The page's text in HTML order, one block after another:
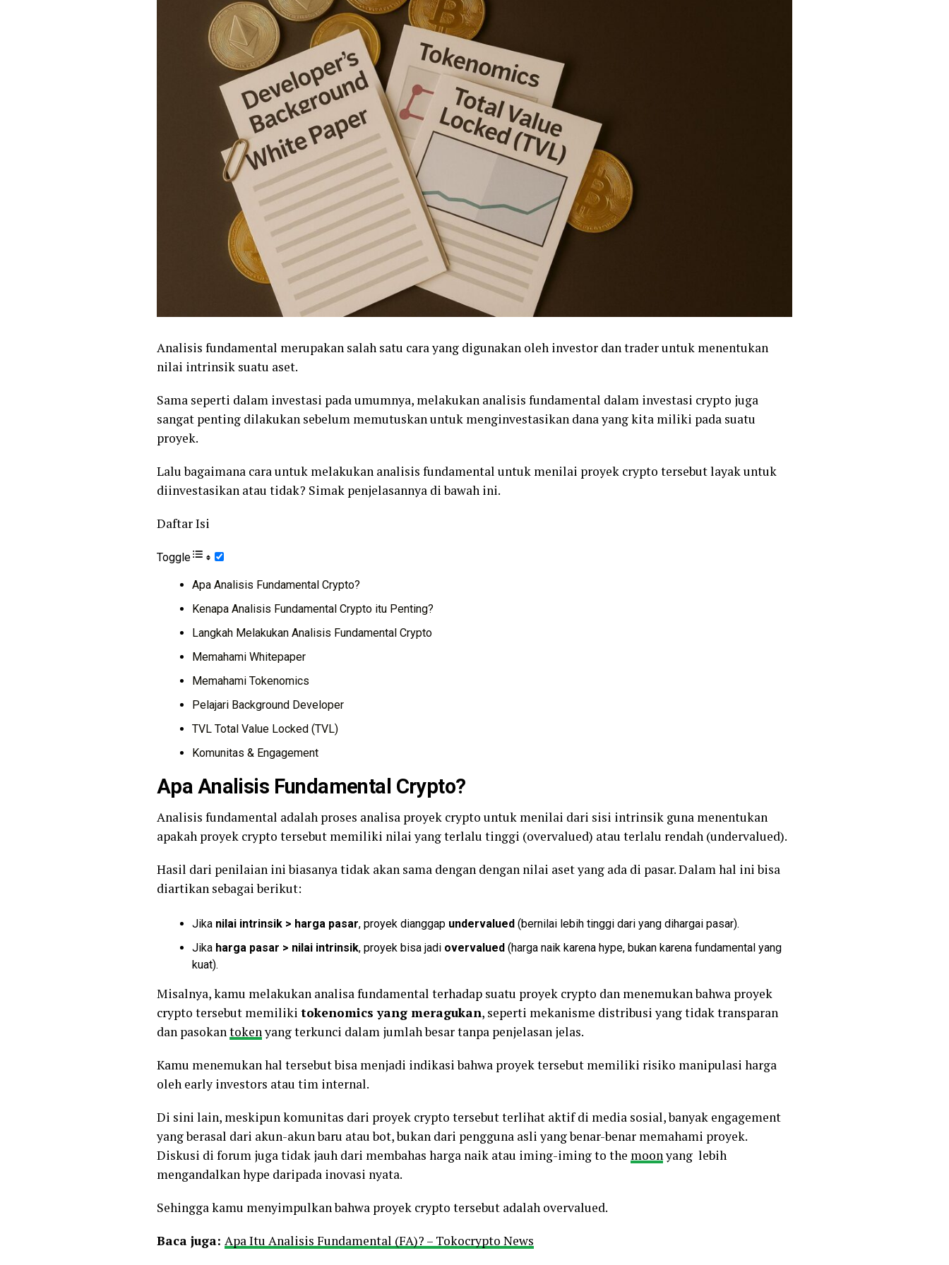
Analisis fundamental merupakan salah satu cara yang digunakan oleh investor dan trader untuk menentukan
nilai intrinsik suatu aset.
Sama seperti dalam investasi pada umumnya, melakukan analisis fundamental dalam investasi crypto juga
sangat penting dilakukan sebelum memutuskan untuk menginvestasikan dana yang kita miliki pada suatu
proyek.
Lalu bagaimana cara untuk melakukan analisis fundamental untuk menilai proyek crypto tersebut layak untuk
diinvestasikan atau tidak? Simak penjelasannya di bawah ini.
Daftar Isi
Toggle
Apa Analisis Fundamental Crypto?
Kenapa Analisis Fundamental Crypto itu Penting?
Langkah Melakukan Analisis Fundamental Crypto
Memahami Whitepaper
Memahami Tokenomics
Pelajari Background Developer
TVL Total Value Locked (TVL)
Komunitas & Engagement
Apa Analisis Fundamental Crypto?
Analisis fundamental adalah proses analisa proyek crypto untuk menilai dari sisi intrinsik guna menentukan
apakah proyek crypto tersebut memiliki nilai yang terlalu tinggi (overvalued) atau terlalu rendah (undervalued).
Hasil dari penilaian ini biasanya tidak akan sama dengan dengan nilai aset yang ada di pasar. Dalam hal ini bisa
diartikan sebagai berikut:
Jika nilai intrinsik > harga pasar, proyek dianggap undervalued (bernilai lebih tinggi dari yang dihargai pasar).
Jika harga pasar > nilai intrinsik, proyek bisa jadi overvalued (harga naik karena hype, bukan karena fundamental yang
kuat).
Misalnya, kamu melakukan analisa fundamental terhadap suatu proyek crypto dan menemukan bahwa proyek
crypto tersebut memiliki tokenomics yang meragukan, seperti mekanisme distribusi yang tidak transparan
dan pasokantokenyang terkunci dalam jumlah besar tanpa penjelasan jelas.
Kamu menemukan hal tersebut bisa menjadi indikasi bahwa proyek tersebut memiliki risiko manipulasi harga
oleh early investors atau tim internal.
Di sini lain, meskipun komunitas dari proyek crypto tersebut terlihat aktif di media sosial, banyak engagement
yang berasal dari akun-akun baru atau bot, bukan dari pengguna asli yang benar-benar memahami proyek.
Diskusi di forum juga tidak jauh dari membahas harga naik atau iming-iming to the moonyang lebih
mengandalkan hype daripada inovasi nyata.
Sehingga kamu menyimpulkan bahwa proyek crypto tersebut adalah overvalued.
Baca juga: Apa Itu Analisis Fundamental (FA)? – Tokocrypto News